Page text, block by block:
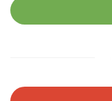
한국어